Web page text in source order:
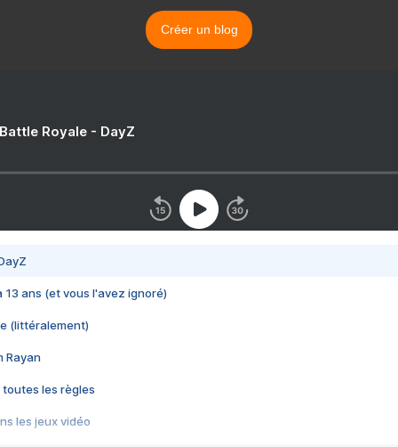
Créer un blog
Royale - DayZ
13 ans (et vous l'avez ignoré)
(littéralement)
Rayan
toutes les règles
les jeux vidéo